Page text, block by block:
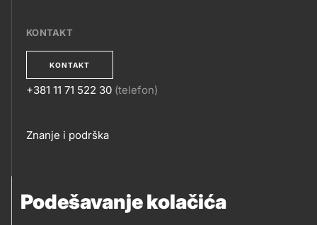
Podešavanje kolačića
KONTAKT
KONTAKT
+381 11 71 522 30 (telefon)
Footer
Znanje i podrška